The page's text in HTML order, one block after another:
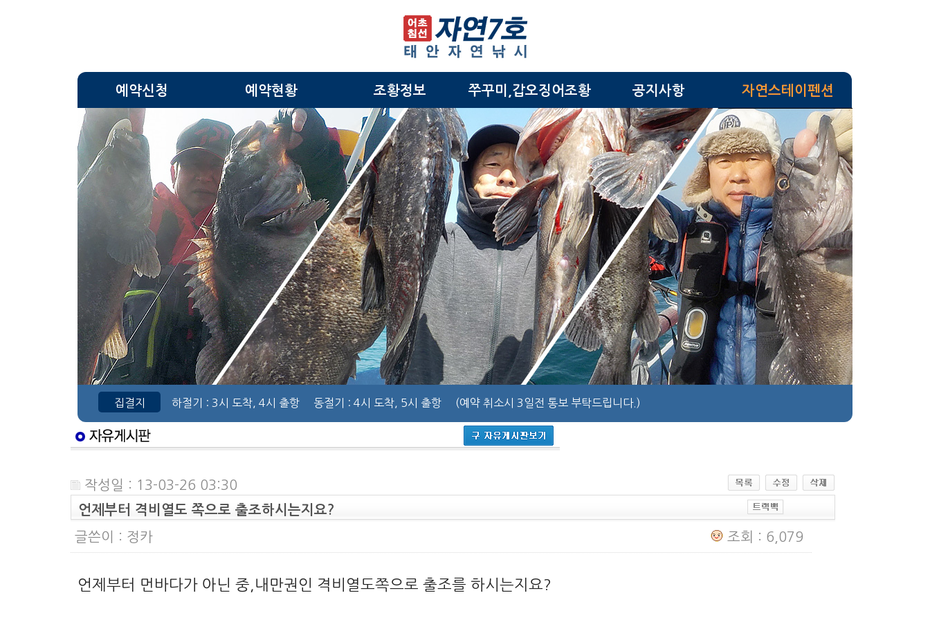
예약신청 예약현황 조황정보 쭈꾸미,갑오징어조황 공지사항 자연스테이펜션
집결지 하절기 : 3시 도착, 4시 출항 동절기 : 4시 도착, 5시 출항 (예약 취소시 3일전 통보 부탁드립니다.)
작성일 : 13-03-26 03:30
언제부터 격비열도 쪽으로 출조하시는지요?
글쓴이 : 정카 조회 : 6,079
언제부터 먼바다가 아닌 중,내만권인 격비열도쪽으로 출조를 하시는지요?